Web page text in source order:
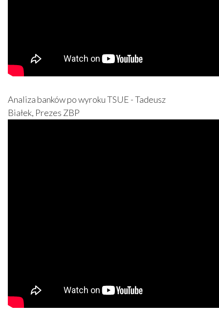
Analiza banków po wyroku TSUE - Tadeusz
Białek, Prezes ZBP